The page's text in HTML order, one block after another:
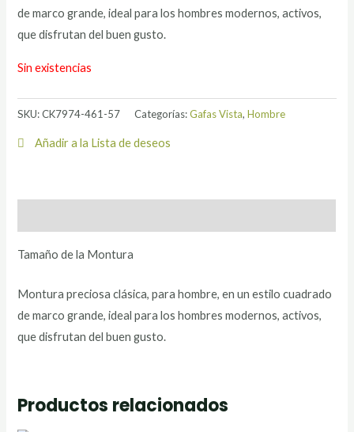
de marco grande, ideal para los hombres modernos, activos,
que disfrutan del buen gusto.
Sin existencias
SKU:CK7974-461-57 Categorías:Gafas Vista,Hombre
Añadir a la Lista de deseos
Tamaño de la Montura
Montura preciosa clásica, para hombre, en un estilo cuadrado
de marco grande, ideal para los hombres modernos, activos,
que disfrutan del buen gusto.
Productos relacionados